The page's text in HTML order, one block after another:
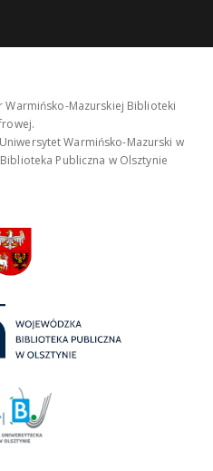
Warmińsko-Mazurskiej Biblioteki
Warmińsko-Mazurski w
Publiczna w Olsztynie